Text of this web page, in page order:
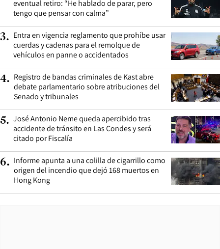
eventual retiro: “He hablado de parar, pero
tengo que pensar con calma”
3. Entra en vigencia reglamento que prohíbe usar
cuerdas y cadenas para el remolque de
vehículos en panne o accidentados
4. Registro de bandas criminales de Kast abre
debate parlamentario sobre atribuciones del
Senado y tribunales
5. José Antonio Neme queda apercibido tras
accidente de tránsito en Las Condes y será
citado por Fiscalía
6. Informe apunta a una colilla de cigarrillo como
origen del incendio que dejó 168 muertos en
Hong Kong